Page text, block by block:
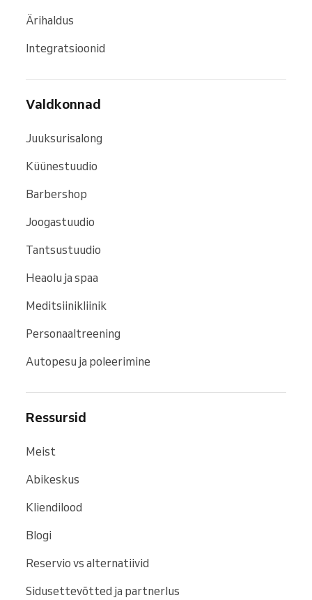
Ärihaldus
Integratsioonid
Valdkonnad
Juuksurisalong
Küünestuudio
Barbershop
Joogastuudio
Tantsustuudio
Heaolu ja spaa
Meditsiinikliinik
Personaaltreening
Autopesu ja poleerimine
Ressursid
Meist
Abikeskus
Kliendilood
Blogi
Reservio vs alternatiivid
Sidusettevõtted ja partnerlus